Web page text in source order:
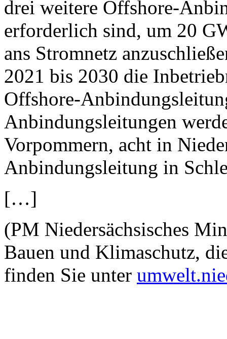
drei weitere Offshore-
erforderlich sind, um 20
ans Stromnetz
2021 bis 2030 die
Offshore-
Anbindungsleitungen
Vorpommern, acht in
Anbindungsleitung in
[…]
(PM Niedersächsisches
Bauen und Klimaschutz,
finden Sie unter